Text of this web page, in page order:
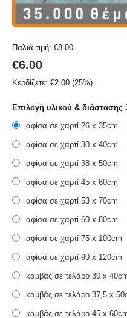
Παλιά τιμή: €8.00
€6.00
Κερδίζετε: €2.00 (25%)
Επιλογή υλικού & διάστασης
αφίσα σε χαρτί 26 x 35cm
αφίσα σε χαρτί 30 x 40cm
αφίσα σε χαρτί 38 x 50cm
αφίσα σε χαρτί 45 x 60cm
αφίσα σε χαρτί 53 x 70cm
αφίσα σε χαρτί 60 x 80cm
αφίσα σε χαρτί 75 x 100cm
αφίσα σε χαρτί 90 x 120cm
καμβάς σε τελάρο 30 x
καμβάς σε τελάρο 37,5 x
καμβάς σε τελάρο 45 x